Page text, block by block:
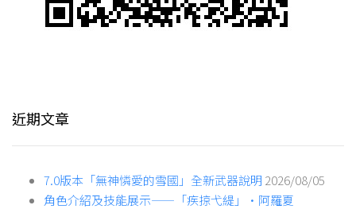
近期文章
7.0版本「無神憐愛的雪國」全新武器說明 2026/08/05
角色介紹及技能展示——「疾掠弋緹」·阿羅夏